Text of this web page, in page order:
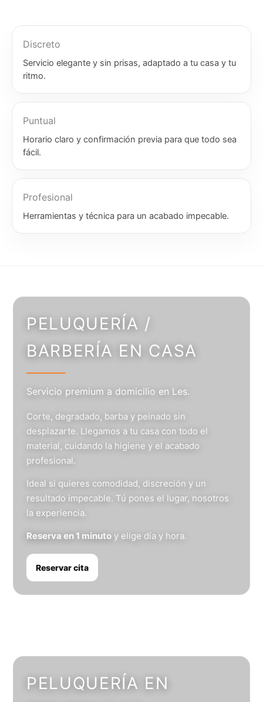
Discreto
Servicio elegante y sin prisas, adaptado a tu casa y tu
ritmo.
Puntual
Horario claro y confirmación previa para que todo sea
fácil.
Profesional
Herramientas y técnica para un acabado impecable.
PELUQUERÍA /
BARBERÍA EN CASA
Servicio premium a domicilio en Les.
Corte, degradado, barba y peinado sin
desplazarte. Llegamos a tu casa con todo el
material, cuidando la higiene y el acabado
profesional.
Ideal si quieres comodidad, discreción y un
resultado impecable. Tú pones el lugar, nosotros
la experiencia.
Reserva en 1 minuto y elige día y hora.
Reservar cita
PELUQUERÍA EN